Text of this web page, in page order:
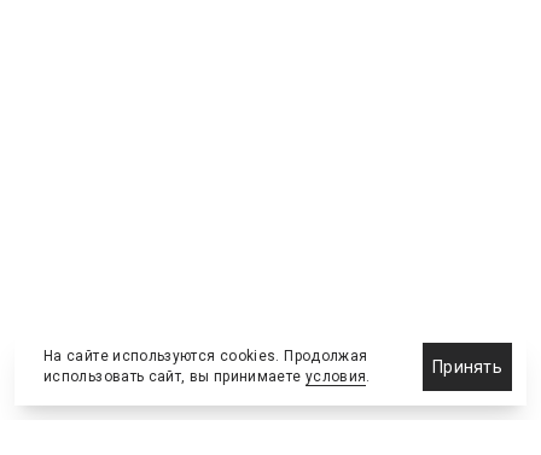
На сайте используются cookies. Продолжая
использовать сайт, вы принимаете условия.
Принять